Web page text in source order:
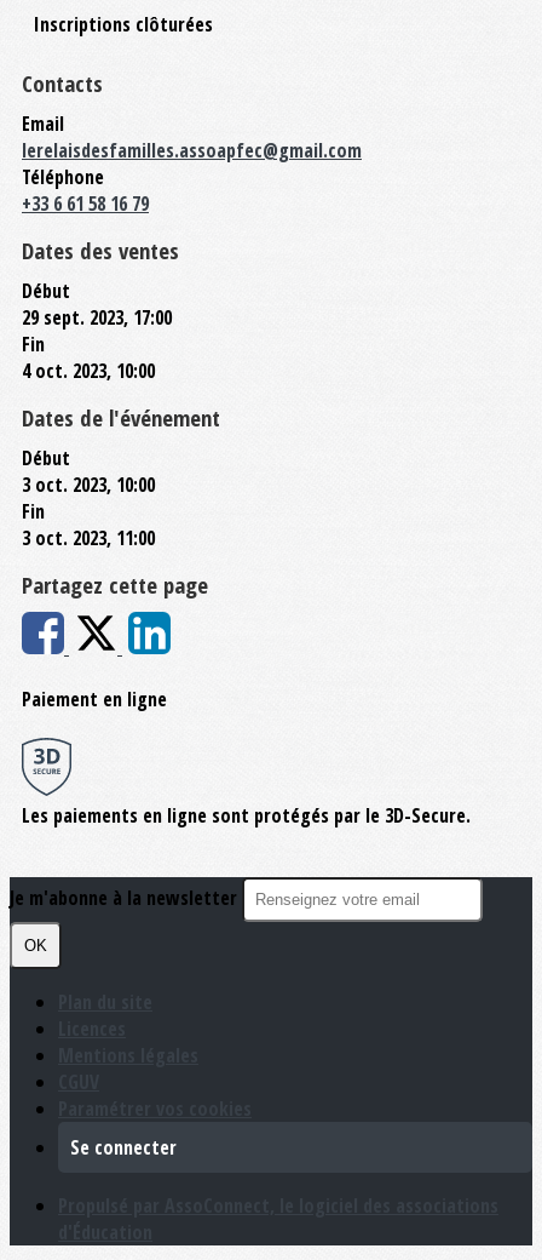
Inscriptions clôturées
Contacts
Email
lerelaisdesfamilles.assoapfec@gmail.com
Téléphone
+33 6 61 58 16 79
Dates des ventes
Début
29 sept. 2023, 17:00
Fin
4 oct. 2023, 10:00
Dates de l'événement
Début
3 oct. 2023, 10:00
Fin
3 oct. 2023, 11:00
Partagez cette page
Paiement en ligne
Les paiements en ligne sont protégés par le 3D-Secure.
Je m'abonne à la newsletter
OK
Se connecter